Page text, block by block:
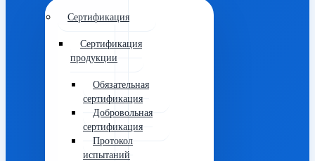
Сертификация
Сертификация
продукции
Обязательная
сертификация
Добровольная
сертификация
Протокол
испытаний